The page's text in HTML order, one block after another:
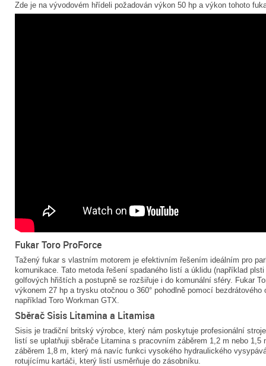
Zde je na vývodovém hřídeli požadován výkon 50 hp a výkon tohoto
Fukar Toro ProForce
Tažený fukar s vlastním motorem je efektivním řešením ideálním pro
komunikace. Tato metoda řešení spadaného listí a úklidu (například
golfových hřištích a postupně se rozšiřuje i do komunální sféry. Fukar
výkonem 27 hp a trysku otočnou o 360° pohodlně pomocí
například Toro Workman GTX.
Sběrač Sisis Litamina a Litamisa
Sisis je tradiční britský výrobce, který nám poskytuje profesionální
listí se uplatňuji sběrače Litamina s pracovním záběrem 1,2 m nebo
záběrem 1,8 m, který má navíc funkci vysokého hydraulického
rotujícímu kartáči, který listí usměrňuje do zásobníku.